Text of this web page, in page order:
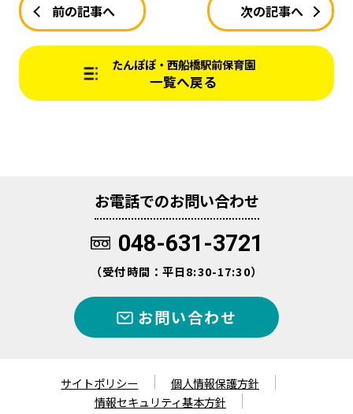
前の記事へ 次の記事へ
たんぽぽ・西船橋駅前保育園
一覧へ戻る
お電話でのお問い合わせ
048-631-3721
（受付時間：平日8:30-17:30）
お問い合わせ
サイトポリシー
個人情報保護方針
情報セキュリティ基本方針